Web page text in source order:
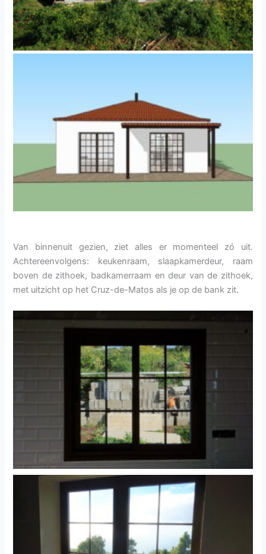
Van binnenuit gezien, ziet alles er momenteel zó uit.
Achtereenvolgens: keukenraam, slaapkamerdeur, raam
boven de zithoek, badkamerraam en deur van de zithoek,
met uitzicht op het Cruz-de-Matos als je op de bank zit.